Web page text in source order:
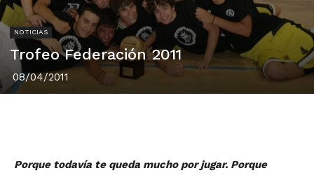
NOTICIAS
Trofeo Federación 2011
08/04/2011
Porque todavía te queda mucho por jugar. Porque